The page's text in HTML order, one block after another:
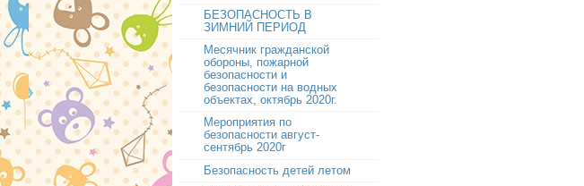
БЕЗОПАСНОСТЬ В
ЗИМНИЙ ПЕРИОД
Месячник гражданской
обороны, пожарной
безопасности и
безопасности на водных
объектах, октябрь 2020г.
Мероприятия по
безопасности август-
сентябрь 2020г
Безопасность детей летом